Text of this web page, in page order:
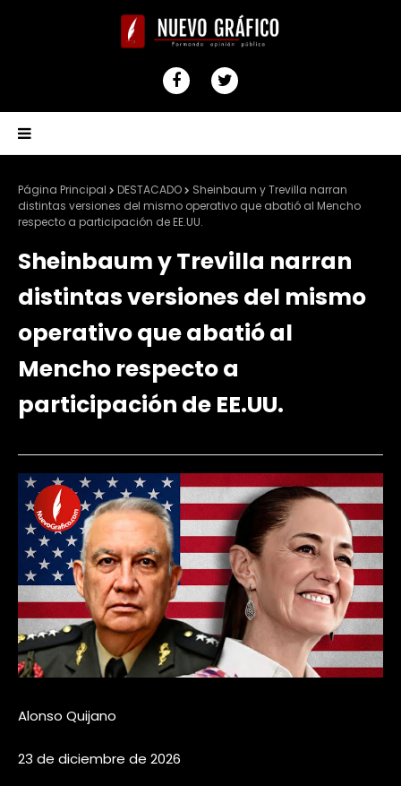
Página Principal DESTACADO
Sheinbaum y Trevilla narran
distintas versiones del mismo operativo que abatió al Mencho
respecto a participación de EE.UU.
Sheinbaum y Trevilla narran
distintas versiones del mismo
operativo que abatió al
Mencho respecto a
participación de EE.UU.
Alonso Quijano
23 de diciembre de 2026